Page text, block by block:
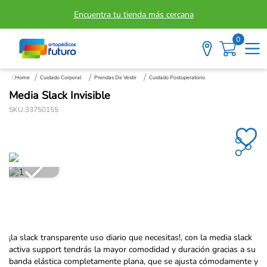
Encuentra tu tienda más cercana
0
Cuidado Corporal Prendas De Vestir Cuidado Postoperatorio
Media Slack Invisible
SKU:33750155
¡la slack transparente uso diario que necesitas!, con la media slack
activa support tendrás la mayor comodidad y duración gracias a su
banda elástica completamente plana, que se ajusta cómodamente y